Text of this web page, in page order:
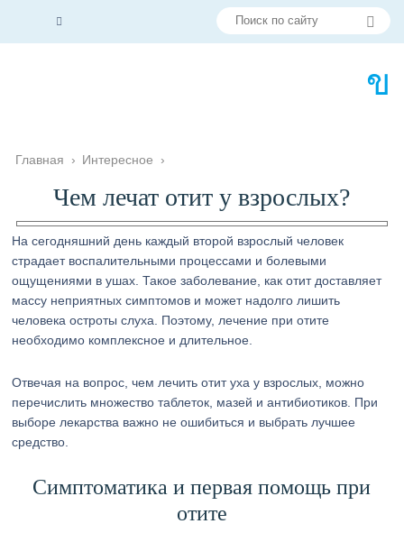
Главная › Интересное ›
Чем лечат отит у взрослых?
На сегодняшний день каждый второй взрослый человек
страдает воспалительными процессами и болевыми
ощущениями в ушах. Такое заболевание, как отит доставляет
массу неприятных симптомов и может надолго лишить
человека остроты слуха. Поэтому, лечение при отите
необходимо комплексное и длительное.
Отвечая на вопрос, чем лечить отит уха у взрослых, можно
перечислить множество таблеток, мазей и антибиотиков. При
выборе лекарства важно не ошибиться и выбрать лучшее
средство.
Симптоматика и первая помощь при
отите